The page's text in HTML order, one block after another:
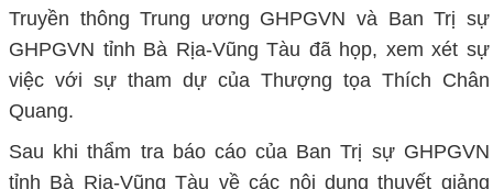
Truyền thông Trung ương GHPGVN và Ban Trị sự
GHPGVN tỉnh Bà Rịa-Vũng Tàu đã họp, xem xét sự
việc với sự tham dự của Thượng tọa Thích Chân
Quang.
Sau khi thẩm tra báo cáo của Ban Trị sự GHPGVN
tỉnh Bà Rịa-Vũng Tàu về các nội dung thuyết giảng